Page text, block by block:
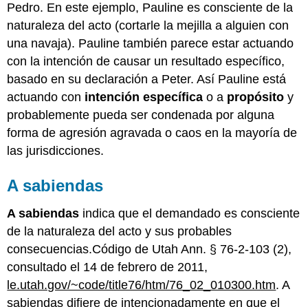
Pedro. En este ejemplo, Pauline es consciente de la
naturaleza del acto (cortarle la mejilla a alguien con
una navaja). Pauline también parece estar actuando
con la intención de causar un resultado específico,
basado en su declaración a Peter. Así Pauline está
actuando con intención específica o a propósito y
probablemente pueda ser condenada por alguna
forma de agresión agravada o caos en la mayoría de
las jurisdicciones.
A sabiendas
A sabiendas indica que el demandado es consciente
de la naturaleza del acto y sus probables
consecuencias.Código de Utah Ann. § 76-2-103 (2),
consultado el 14 de febrero de 2011,
le.utah.gov/~code/title76/htm/76_02_010300.htm. A
sabiendas difiere de intencionadamente en que el